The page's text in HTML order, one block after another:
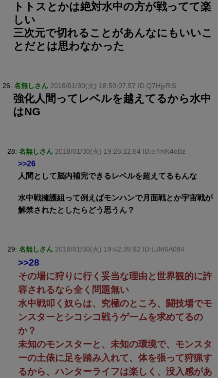
トトスとかは絶対水中の方が戦ってて楽
しい
三次元で切れることがあんなにもいいこ
とだとは思わなかった
26: 名無しさん 2018/01/30(火) 18:50:07.57 ID:Q7HjyRiS
強化人間ってレベルを越えてるから水中
はNG
28: 名無しさん 2018/01/30(火) 19:26:12.64 ID:e7mN4oBz
>>26
人間として脳内補完できるレベルを超えてるもんな
水中戦擁護組って例えばモンハンで月面戦とか宇宙戦が
解禁されたとしたらどう思うん？
29: 名無しさん 2018/01/30(火) 19:42:39.92 ID:LJM6A084
>>28
その場に狩りに行く妥当な理由と世界観的に許
容されるなら全く問題無い
水中戦叩く奴らは、究極のところ、闘技場でモ
ンスターとシコシコ戦うゲームを求めてるの
か？
未知のモンスターと、未知の環境で、モンスタ
ーの土俵に足を踏み入れて、体を張って狩猟す
るから、ハンターライフは楽しく、没入感があ